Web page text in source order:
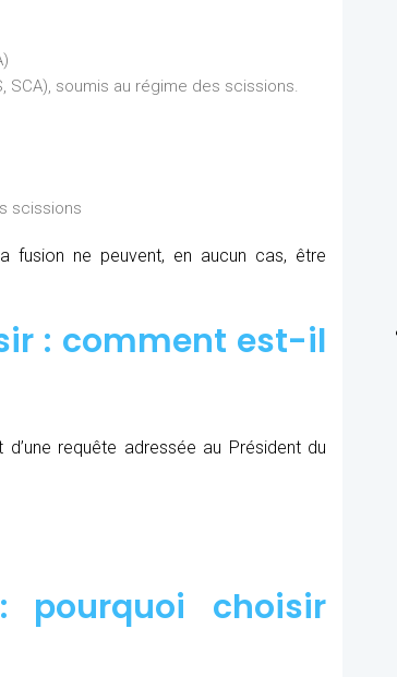
SCA), soumis au régime des scissions.
scissions
fusion ne peuvent, en aucun cas, être
: comment est-il
requête adressée au Président du
choisir